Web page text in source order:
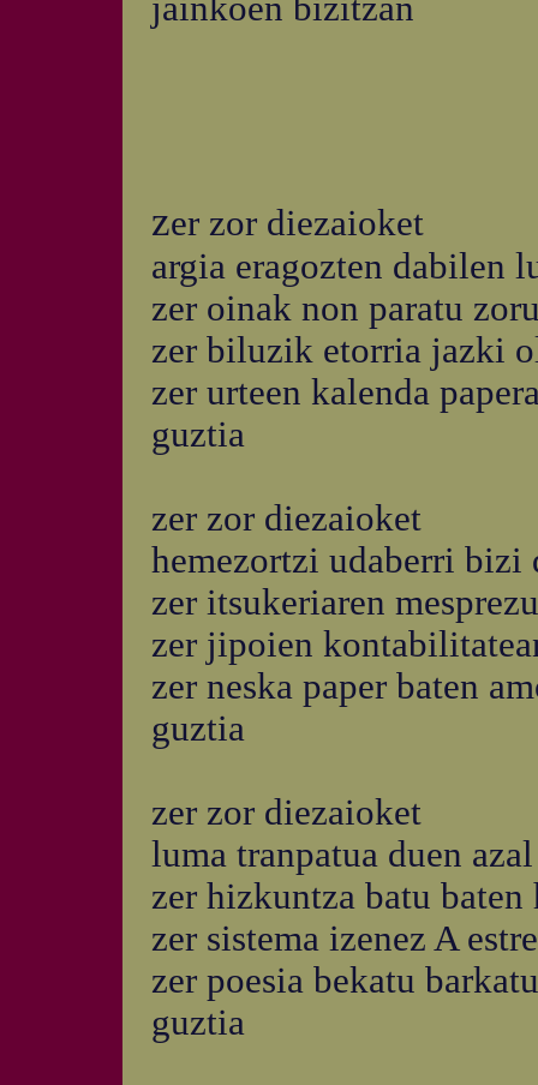
jainkoen bizitzan
zer zor diezaioket
argia eragozten dabilen
zer oinak non paratu
zer biluzik etorria jazki
zer urteen kalenda
guztia
zer zor diezaioket
hemezortzi udaberri bizi
zer itsukeriaren
zer jipoien
zer neska paper baten
guztia
zer zor diezaioket
luma tranpatua duen
zer hizkuntza batu
zer sistema izenez A
zer poesia bekatu
guztia